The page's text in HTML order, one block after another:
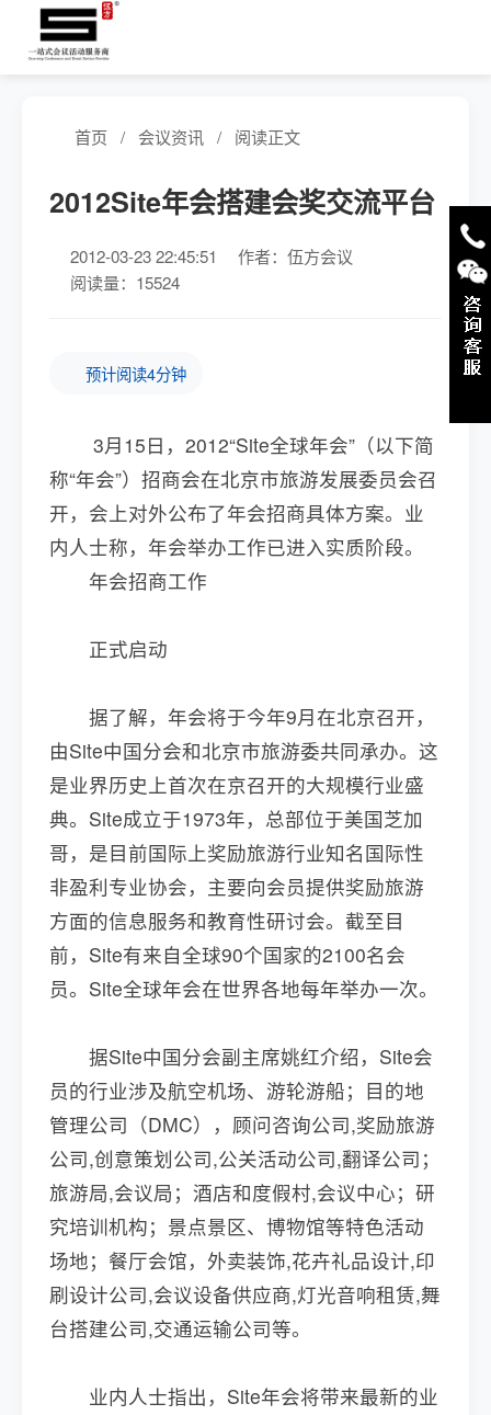
首页 / 会议资讯 / 阅读正文
2012Site年会搭建会奖交流平台
2012-03-23 22:45:51
作者：伍方会议
阅读量：15524
预计阅读4分钟
3月15日，2012“Site全球年会”（以下简
称“年会”）招商会在北京市旅游发展委员会召
开，会上对外公布了年会招商具体方案。业
内人士称，年会举办工作已进入实质阶段。
年会招商工作
正式启动
据了解，年会将于今年9月在北京召开，
由Site中国分会和北京市旅游委共同承办。这
是业界历史上首次在京召开的大规模行业盛
典。Site成立于1973年，总部位于美国芝加
哥，是目前国际上奖励旅游行业知名国际性
非盈利专业协会，主要向会员提供奖励旅游
方面的信息服务和教育性研讨会。截至目
前，Site有来自全球90个国家的2100名会
员。Site全球年会在世界各地每年举办一次。
据Site中国分会副主席姚红介绍，Site会
员的行业涉及航空机场、游轮游船；目的地
管理公司（DMC），顾问咨询公司,奖励旅游
公司,创意策划公司,公关活动公司,翻译公司；
旅游局,会议局；酒店和度假村,会议中心；研
究培训机构；景点景区、博物馆等特色活动
场地；餐厅会馆，外卖装饰,花卉礼品设计,印
刷设计公司,会议设备供应商,灯光音响租赁,舞
台搭建公司,交通运输公司等。
业内人士指出，Site年会将带来最新的业